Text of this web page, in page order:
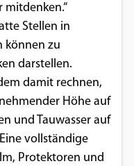
mitdenken.“
Stellen in
können zu
darstellen.
damit rechnen,
Höhe auf
und Tauwasser auf
vollständige
Protektoren und